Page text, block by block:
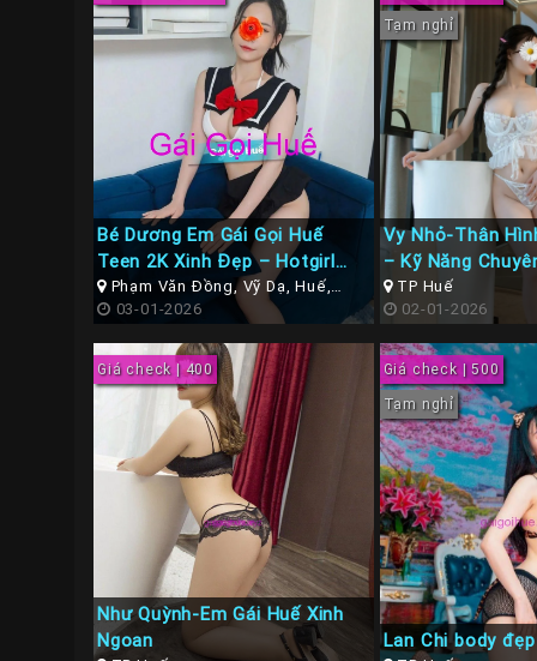
Bé Dương Em Gái Gọi Huế
Teen 2K Xinh Đẹp – Hotgirl
Dáng Ngon, Chơi Phê Máy
Phạm Văn Đồng, Vỹ Dạ, Huế,
Thừa Thiên Huế
03-01-2026
Tạm nghỉ
Vy Nhỏ-Thân
– Kỹ Năng
TP Huế
02-01-2026
Giá check | 400
Như Quỳnh-Em Gái Huế Xinh
Ngoan
Giá check | 500
Tạm nghỉ
Lan Chi body